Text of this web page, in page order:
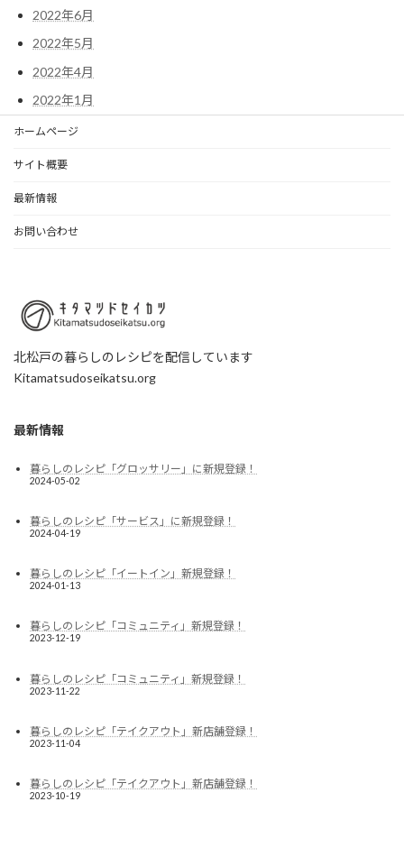
2022年6月
2022年5月
2022年4月
2022年1月
ホームページ
サイト概要
最新情報
お問い合わせ
北松戸の暮らしのレシピを配信しています
Kitamatsudoseikatsu.org
最新情報
暮らしのレシピ「グロッサリー」に新規登録！
2024-05-02
暮らしのレシピ「サービス」に新規登録！
2024-04-19
暮らしのレシピ「イートイン」新規登録！
2024-01-13
暮らしのレシピ「コミュニティ」新規登録！
2023-12-19
暮らしのレシピ「コミュニティ」新規登録！
2023-11-22
暮らしのレシピ「テイクアウト」新店舗登録！
2023-11-04
暮らしのレシピ「テイクアウト」新店舗登録！
2023-10-19